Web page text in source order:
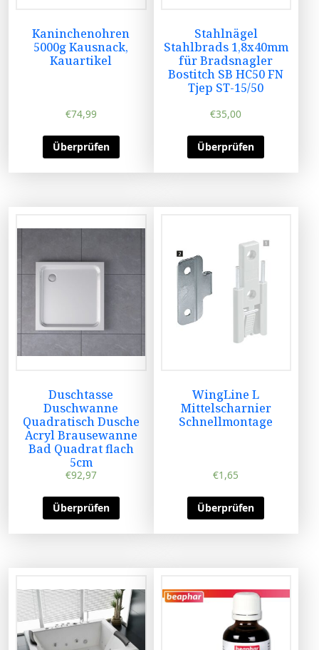
Kaninchenohren
5000g Kausnack,
Kauartikel
€74,99
Überprüfen
Stahlnägel
Stahlbrads 1,8x40mm
für Bradsnagler
Bostitch SB HC50 FN
Tjep ST-15/50
€35,00
Überprüfen
Duschtasse
Duschwanne
Quadratisch Dusche
Acryl Brausewanne
Bad Quadrat flach
5cm
€92,97
Überprüfen
WingLine L
Mittelscharnier
Schnellmontage
€1,65
Überprüfen